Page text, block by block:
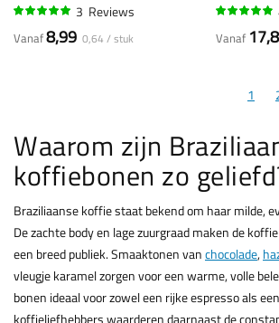
3 Reviews
Vanaf8,99 0,64 / stuk Vanaf
1
Waarom zijn
koffiebonen zo
Braziliaanse koffie staat bekend om haar milde,
De zachte body en lage zuurgraad maken de
een breed publiek. Smaaktonen vanchocolade,
vleugje karamel zorgen voor een warme, volle
bonen ideaal voor zowel een rijke espresso als
koffieliefhebbers waarderen daarnaast de